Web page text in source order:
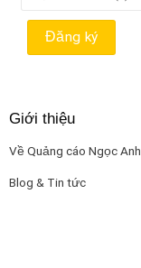
Giới thiệu
Về Quảng cáo Ngọc Anh
Blog & Tin tức